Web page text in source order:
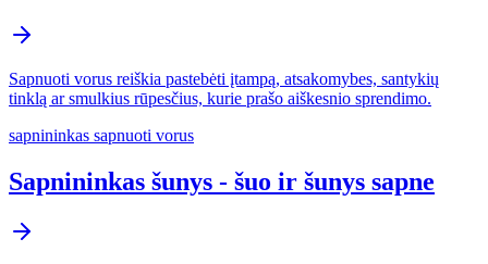
Sapnuoti vorus reiškia pastebėti įtampą, atsakomybes, santykių
tinklą ar smulkius rūpesčius, kurie prašo aiškesnio sprendimo.
sapnininkas sapnuoti vorus
Sapnininkas šunys - šuo ir šunys sapne